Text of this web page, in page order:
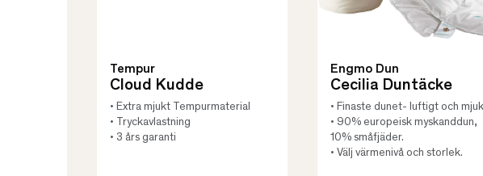
Tempur
Cloud Kudde
• Extra mjukt Tempurmaterial
• Tryckavlastning
• 3 års garanti
Engmo Dun
Cecilia Duntäcke
• Finaste dunet- luftigt och
• 90% europeisk myskanddun,
10% småfjäder.
• Välj värmenivå och storlek.